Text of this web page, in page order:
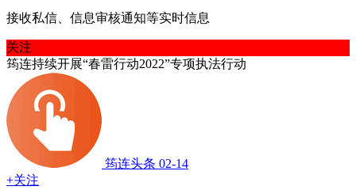
接收私信、信息审核通知等实时信息
关注
筠连持续开展“春雷行动2022”专项执法行动
筠连头条 02-14
+关注